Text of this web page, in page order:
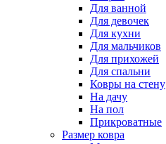
Для ванной
Для девочек
Для кухни
Для мальчиков
Для прихожей
Для спальни
Ковры на стену
На дачу
На пол
Прикроватные
Размер ковра